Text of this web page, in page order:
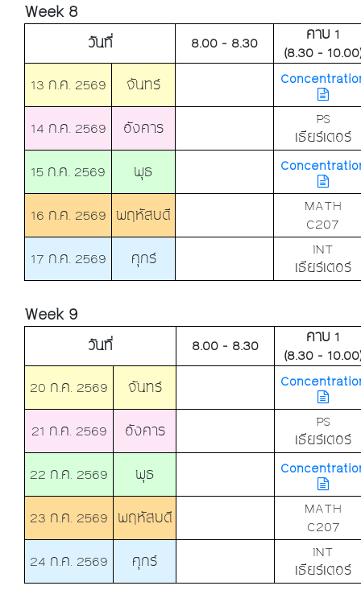
Week 8
วันที่ 8.00 - 8.30
คาบ 1
(8.30 -
13 ก.ค. 2569
จันทร์
14 ก.ค. 2569 อังคาร
PS
เธียร์เตอร์
15 ก.ค. 2569
พุธ
16 ก.ค. 2569 พฤหัสบดี
MATH
C207
17 ก.ค. 2569
ศุกร์
INT
เธียร์เตอร์
Week 9
วันที่ 8.00 - 8.30
คาบ 1
(8.30 -
20 ก.ค. 2569
จันทร์
21 ก.ค. 2569 อังคาร
PS
เธียร์เตอร์
22 ก.ค. 2569
พุธ
23 ก.ค. 2569 พฤหัสบดี
MATH
C207
24 ก.ค. 2569
ศุกร์
INT
เธียร์เตอร์